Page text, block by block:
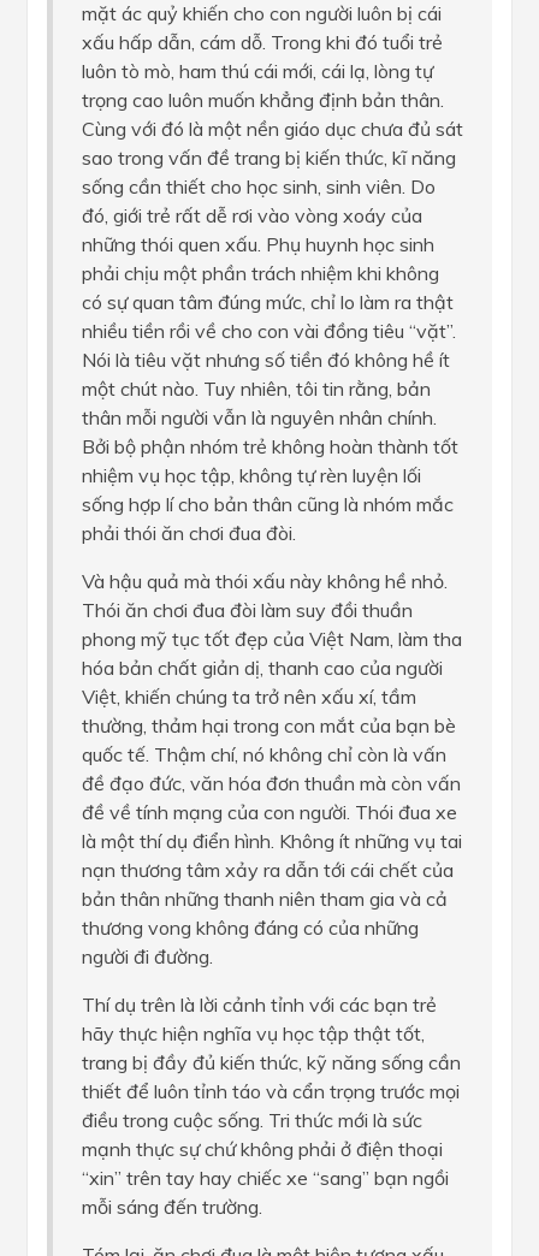
mặt ác quỷ khiến cho con người luôn bị cái
xấu hấp dẫn, cám dỗ. Trong khi đó tuổi trẻ
luôn tò mò, ham thú cái mới, cái lạ, lòng tự
trọng cao luôn muốn khẳng định bản thân.
Cùng với đó là một nền giáo dục chưa đủ sát
sao trong vấn đề trang bị kiến thức, kĩ năng
sống cần thiết cho học sinh, sinh viên. Do
đó, giới trẻ rất dễ rơi vào vòng xoáy của
những thói quen xấu. Phụ huynh học sinh
phải chịu một phần trách nhiệm khi không
có sự quan tâm đúng mức, chỉ lo làm ra thật
nhiều tiền rồi về cho con vài đồng tiêu “vặt”.
Nói là tiêu vặt nhưng số tiền đó không hề ít
một chút nào. Tuy nhiên, tôi tin rằng, bản
thân mỗi người vẫn là nguyên nhân chính.
Bởi bộ phận nhóm trẻ không hoàn thành tốt
nhiệm vụ học tập, không tự rèn luyện lối
sống hợp lí cho bản thân cũng là nhóm mắc
phải thói ăn chơi đua đòi.
Và hậu quả mà thói xấu này không hề nhỏ.
Thói ăn chơi đua đòi làm suy đồi thuần
phong mỹ tục tốt đẹp của Việt Nam, làm tha
hóa bản chất giản dị, thanh cao của người
Việt, khiến chúng ta trở nên xấu xí, tầm
thường, thảm hại trong con mắt của bạn bè
quốc tế. Thậm chí, nó không chỉ còn là vấn
đề đạo đức, văn hóa đơn thuần mà còn vấn
đề về tính mạng của con người. Thói đua xe
là một thí dụ điển hình. Không ít những vụ tai
nạn thương tâm xảy ra dẫn tới cái chết của
bản thân những thanh niên tham gia và cả
thương vong không đáng có của những
người đi đường.
Thí dụ trên là lời cảnh tỉnh với các bạn trẻ
hãy thực hiện nghĩa vụ học tập thật tốt,
trang bị đầy đủ kiến thức, kỹ năng sống cần
thiết để luôn tỉnh táo và cẩn trọng trước mọi
điều trong cuộc sống. Tri thức mới là sức
mạnh thực sự chứ không phải ở điện thoại
“xin” trên tay hay chiếc xe “sang” bạn ngồi
mỗi sáng đến trường.